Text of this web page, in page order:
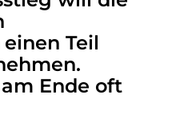
Teil
Ende oft